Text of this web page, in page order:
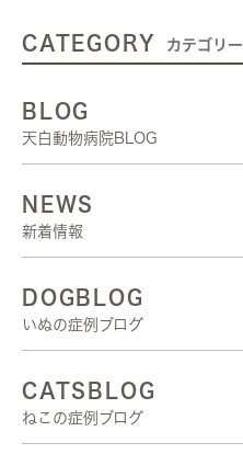
CATEGORY カテゴリー
BLOG
天白動物病院BLOG
NEWS
新着情報
DOGBLOG
いぬの症例ブログ
CATSBLOG
ねこの症例ブログ